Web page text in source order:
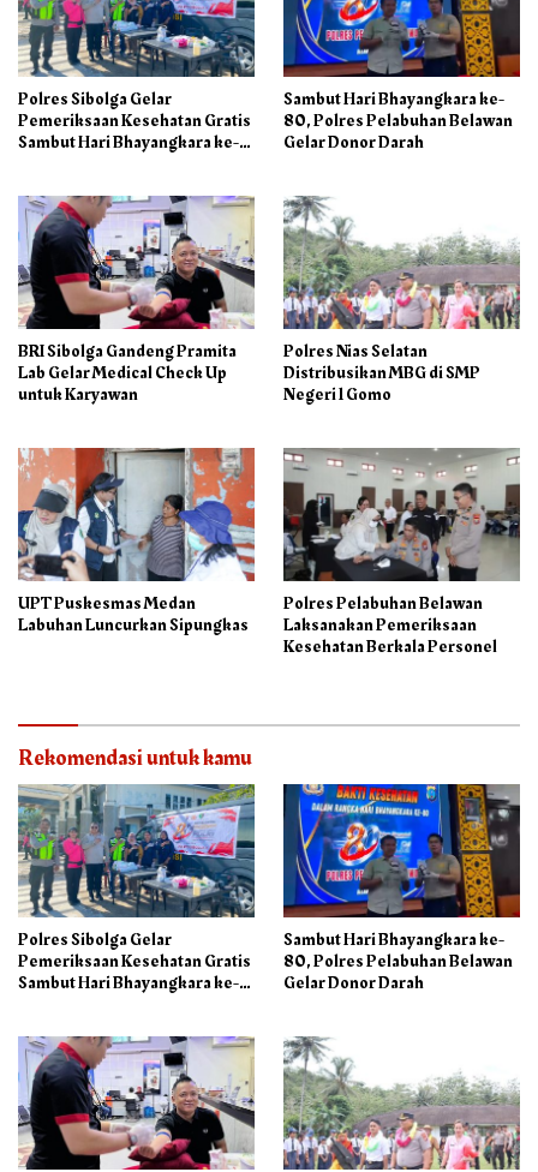
Polres Sibolga Gelar
Pemeriksaan Kesehatan Gratis
Sambut Hari Bhayangkara ke-
Sambut Hari Bhayangkara ke-
80, Polres Pelabuhan Belawan
Gelar Donor Darah
BRI Sibolga Gandeng Pramita
Lab Gelar Medical Check Up
untuk Karyawan
Polres Nias Selatan
Distribusikan MBG di SMP
Negeri 1 Gomo
UPT Puskesmas Medan
Labuhan Luncurkan Sipungkas
Polres Pelabuhan Belawan
Laksanakan Pemeriksaan
Kesehatan Berkala Personel
Rekomendasi untuk kamu
Polres Sibolga Gelar
Pemeriksaan Kesehatan Gratis
Sambut Hari Bhayangkara ke-
Sambut Hari Bhayangkara ke-
80, Polres Pelabuhan Belawan
Gelar Donor Darah